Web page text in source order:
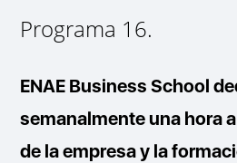
Programa 16.
ENAE Business School
semanalmente una hora
de la empresa y la